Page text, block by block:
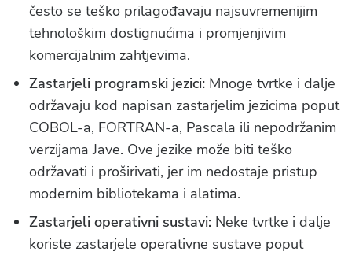
često se teško prilagođavaju najsuvremenijim
tehnološkim dostignućima i promjenjivim
komercijalnim zahtjevima.
Zastarjeli programski jezici: Mnoge tvrtke i dalje
održavaju kod napisan zastarjelim jezicima poput
COBOL-a, FORTRAN-a, Pascala ili nepodržanim
verzijama Jave. Ove jezike može biti teško
održavati i proširivati, jer im nedostaje pristup
modernim bibliotekama i alatima.
Zastarjeli operativni sustavi: Neke tvrtke i dalje
koriste zastarjele operativne sustave poput